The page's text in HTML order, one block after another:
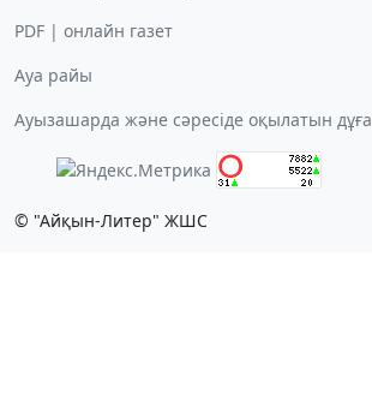
PDF | онлайн газет
Ауа райы
Ауызашарда және сәресіде оқылатын дұға
© "Айқын-Литер" ЖШС